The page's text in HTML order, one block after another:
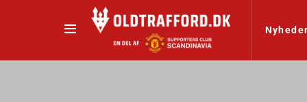
Nyheder